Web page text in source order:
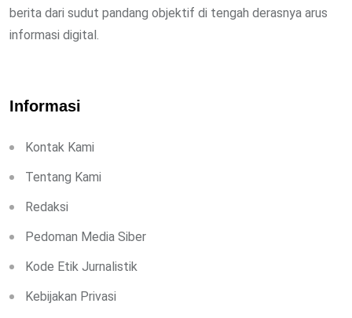
berita dari sudut pandang objektif di tengah derasnya arus
informasi digital.
Informasi
Kontak Kami
Tentang Kami
Redaksi
Pedoman Media Siber
Kode Etik Jurnalistik
Kebijakan Privasi